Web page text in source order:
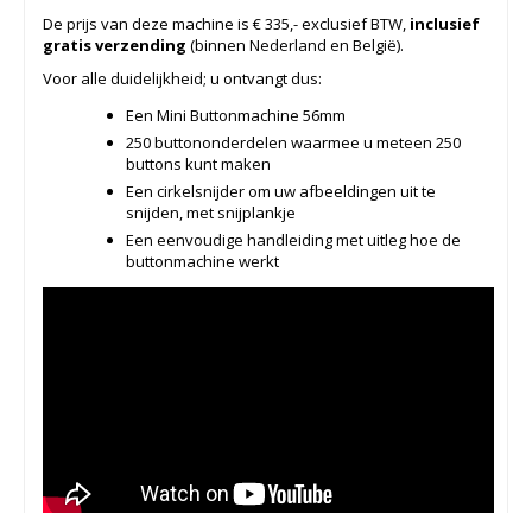
De prijs van deze machine is € 335,- exclusief BTW, inclusief
gratis verzending (binnen Nederland en België).
Voor alle duidelijkheid; u ontvangt dus:
Een Mini Buttonmachine 56mm
250 buttononderdelen waarmee u meteen 250
buttons kunt maken
Een cirkelsnijder om uw afbeeldingen uit te
snijden, met snijplankje
Een eenvoudige handleiding met uitleg hoe de
buttonmachine werkt